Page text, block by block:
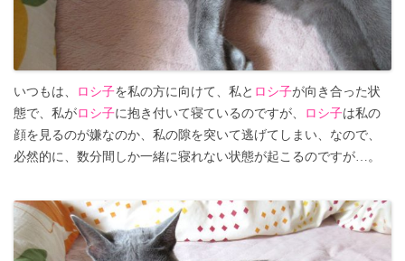
いつもは、 ロシ子を私の方に向けて、私と ロシ子が向き合った状
態で、私がロシ子に抱き付いて寝ているのですが、 ロシ子は私の
顔を見るのが嫌なのか、私の隙を突いて逃げてしまい、なので、
必然的に、数分間しか一緒に寝れない状態が起こるのですが…。